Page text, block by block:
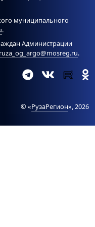
муниципального
.
Администрации
ruza_og_argo@mosreg.ru.
© «РузаРегион», 2026